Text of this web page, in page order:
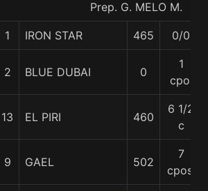
Prep. G. MELO M.
1 IRON STAR 465 0/0
2 BLUE DUBAI 0
1
cpo.
13 EL PIRI 460
6 1/2
c
9 GAEL 502
7
cpos.